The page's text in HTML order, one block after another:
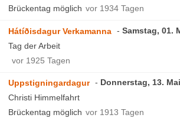
Brückentag möglich vor 1934 Tagen
Hátíðisdagur Verkamanna
Samstag, 01.
Tag der Arbeit
vor 1925 Tagen
Uppstigningardagur
Donnerstag, 13. Mai
Christi Himmelfahrt
Brückentag möglich vor 1913 Tagen